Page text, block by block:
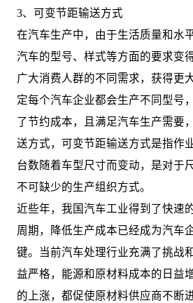
3、可变节距输送方式
在汽车生产中，由于生活质量和水
汽车的型号、样式等方面的要求变
广大消费人群的不同需求，获得更
定每个汽车企业都会生产不同型号
了节约成本，且满足汽车生产需要
送方式，可变节距输送方式是指作
台数随着车型尺寸而变动，是对于
不可缺少的生产组织方式。
近些年，我国汽车工业得到了快速
周期，降低生产成本已经成为汽车
键。当前汽车处理行业充满了挑战
益严格，能源和原材料成本的日益
的上涨，都促使原材料供应商不断